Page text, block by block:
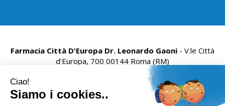
Farmacia Città D'Europa Dr. Leonardo Gaoni - V.le Città
d'Europa, 700 00144 Roma (RM)
| P.Iva: 09281581000 |
Numero R.E.A.: 1176469